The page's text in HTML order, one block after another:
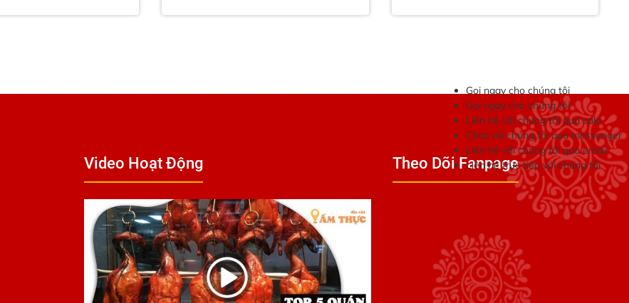
Video Hoạt Động Theo Dõi Fanpage
Gọi ngay cho chúng tôi
Gọi ngay cho chúng tôi
Liên hệ với chúng tôi qua zalo
Chat với chúng tôi qua messenger
Liên hệ với chúng tôi qua email
Liên hệ trực tiếp với chúng tôi